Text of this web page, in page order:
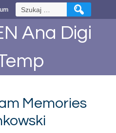
Szukaj:
Ana Digi
Memories